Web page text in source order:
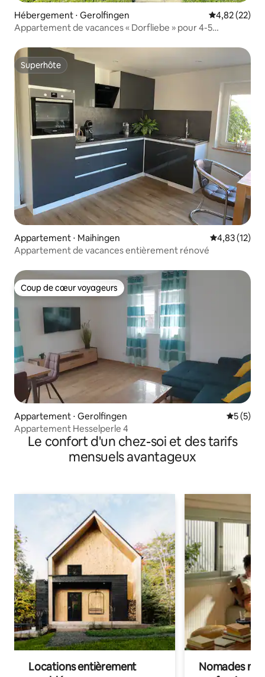
Hébergement ⋅ Gerolfingen Évaluation
4,82 (22)
Appartement de vacances « Dorfliebe » pour 4-5
Superhôte
Superhôte
Appartement ⋅ Maihingen Évaluation
4,83 (12)
Appartement de vacances entièrement rénové
Coup de cœur voyageurs
Coup de cœur voyageurs
Appartement ⋅ Gerolfingen
5 (5)
Appartement Hesselperle 4
Le confort d'un chez-soi et des tarifs
mensuels avantageux
Locations entièrement
Nomades